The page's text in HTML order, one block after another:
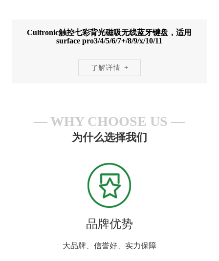
Cultronic触控七彩背光磁吸无线蓝牙键盘，适用
surface pro3/4/5/6/7+/8/9/x/10/11
了解详情 +
WHY CHOOSE US
为什么选择我们
品牌优势
大品牌、信誉好、实力保障